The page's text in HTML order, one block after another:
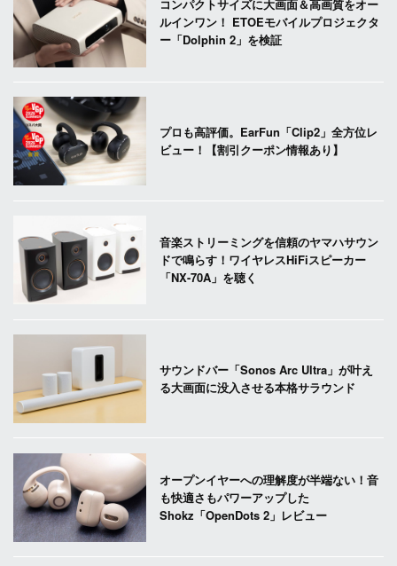
コンパクトサイズに大画面＆高画質をオー
ルインワン！ ETOEモバイルプロジェクタ
ー「Dolphin 2」を検証
プロも高評価。EarFun「Clip2」全方位レ
ビュー！【割引クーポン情報あり】
音楽ストリーミングを信頼のヤマハサウン
ドで鳴らす！ワイヤレスHiFiスピーカー
「NX-70A」を聴く
サウンドバー「Sonos Arc Ultra」が叶え
る大画面に没入させる本格サラウンド
オープンイヤーへの理解度が半端ない！音
も快適さもパワーアップした
Shokz「OpenDots 2」レビュー